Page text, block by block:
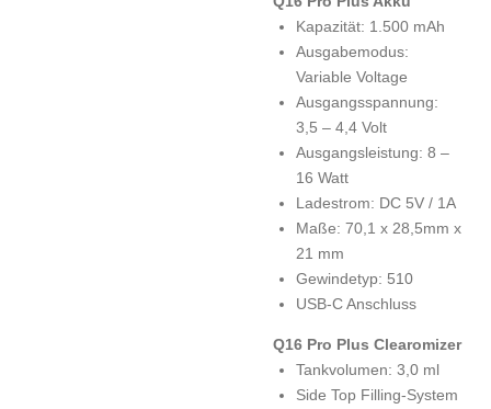
Kapazität: 1.500 mAh
Ausgabemodus:
Variable Voltage
Ausgangsspannung:
3,5 – 4,4 Volt
Ausgangsleistung: 8 –
16 Watt
Ladestrom: DC 5V / 1A
Maße: 70,1 x 28,5mm x
21 mm
Gewindetyp: 510
USB-C Anschluss
Q16 Pro Plus Clearomizer
Tankvolumen: 3,0 ml
Side Top Filling-System